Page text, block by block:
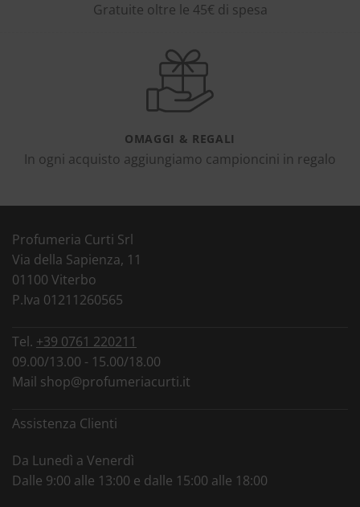
Gratuite oltre le 45€ di spesa
OMAGGI & REGALI
In ogni acquisto aggiungiamo campioncini in regalo
Profumeria Curti Srl
Via della Sapienza, 11
01100 Viterbo
P.Iva 01211260565
Tel. +39 0761 220211
09.00/13.00 - 15.00/18.00
Mail shop@profumeriacurti.it
Assistenza Clienti
Da Lunedì a Venerdì
Dalle 9:00 alle 13:00 e dalle 15:00 alle 18:00